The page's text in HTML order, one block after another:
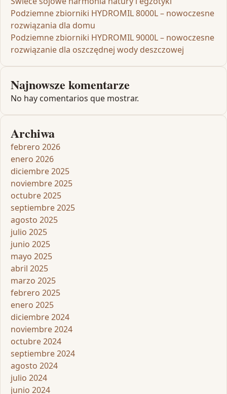
Podziemne zbiorniki HYDROMIL 8000L – nowoczesne
rozwiązania dla domu
Podziemne zbiorniki HYDROMIL 9000L – nowoczesne
rozwiązanie dla oszczędnej wody deszczowej
Najnowsze komentarze
No hay comentarios que mostrar.
Archiwa
febrero 2026
enero 2026
diciembre 2025
noviembre 2025
octubre 2025
septiembre 2025
agosto 2025
julio 2025
junio 2025
mayo 2025
abril 2025
marzo 2025
febrero 2025
enero 2025
diciembre 2024
noviembre 2024
octubre 2024
septiembre 2024
agosto 2024
julio 2024
junio 2024